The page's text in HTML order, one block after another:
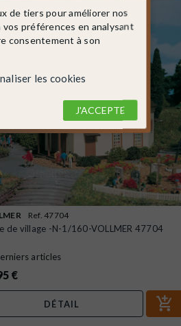
Ref. 47704
de village -N-1/160-VOLLMER 47704
articles
€
DÉTAIL
de tiers pour améliorer nos
préférences en analysant
consentement à son
les cookies
J'ACCEPTE